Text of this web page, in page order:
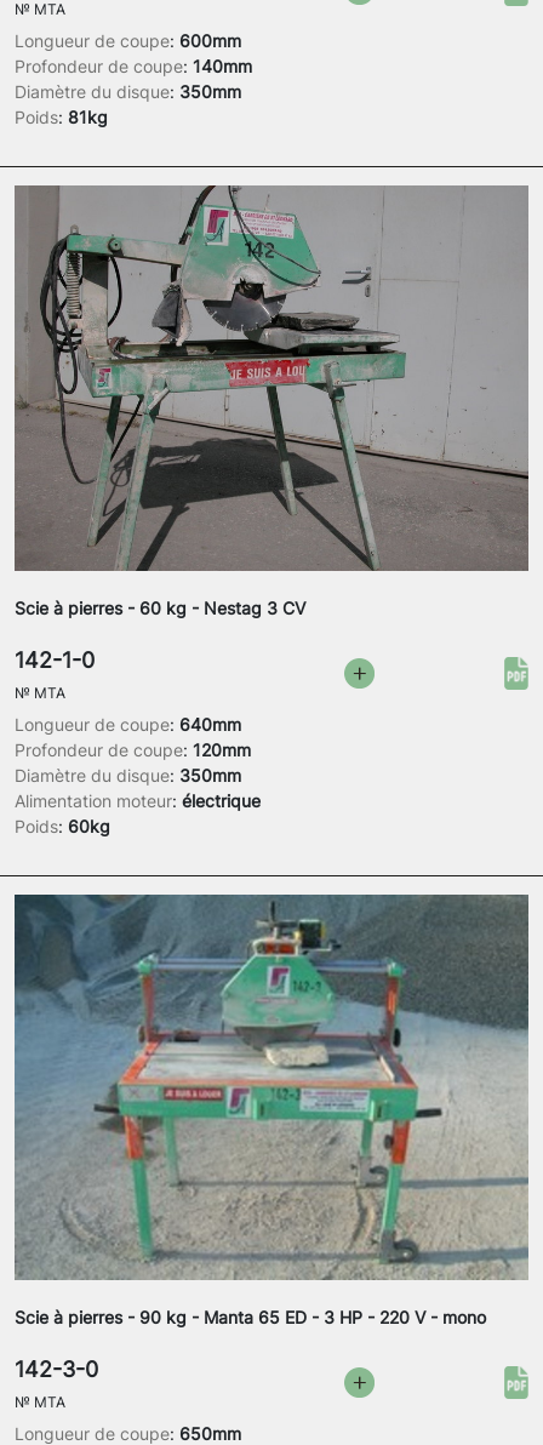
Longueur de coupe: 600mm
Profondeur de coupe: 140mm
Diamètre du disque: 350mm
Poids: 81kg
№ MTA
Scie à pierres - 60 kg - Nestag 3 CV
Longueur de coupe: 640mm
Profondeur de coupe: 120mm
Diamètre du disque: 350mm
Alimentation moteur: électrique
Poids: 60kg
142-1-0
№ MTA
Scie à pierres - 90 kg - Manta 65 ED - 3 HP - 220 V - mono
Longueur de coupe: 650mm
142-3-0
№ MTA